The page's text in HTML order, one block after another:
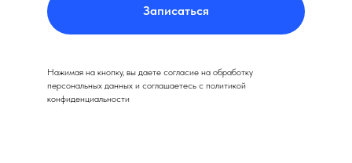
Записаться
Нажимая на кнопку, вы даете согласие на обработку
персональных данных и соглашаетесь c политикой
конфиденциальности